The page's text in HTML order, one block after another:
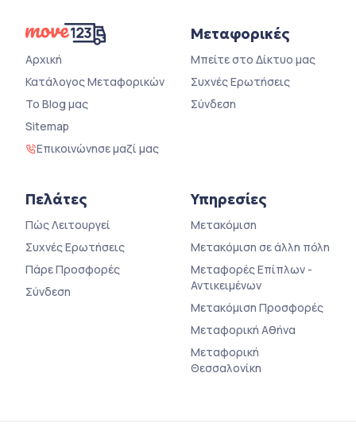
Αρχική
Κατάλογος Μεταφορικών
Το Blog μας
Sitemap
Επικοινώνησε μαζί μας
Μεταφορικές
Μπείτε στο Δίκτυο μας
Συχνές Ερωτήσεις
Σύνδεση
Πελάτες
Πώς Λειτουργεί
Συχνές Ερωτήσεις
Πάρε Προσφορές
Σύνδεση
Υπηρεσίες
Μετακόμιση
Μετακόμιση σε άλλη πόλη
Μεταφορές Επίπλων -
Αντικειμένων
Μετακόμιση Προσφορές
Μεταφορική Αθήνα
Μεταφορική
Θεσσαλονίκη